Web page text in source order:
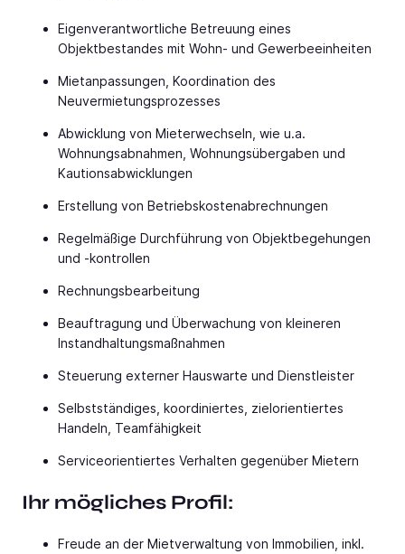
Eigenverantwortliche Betreuung eines
Objektbestandes mit Wohn- und Gewerbeeinheiten
Mietanpassungen, Koordination des
Neuvermietungsprozesses
Abwicklung von Mieterwechseln, wie u.a.
Wohnungsabnahmen, Wohnungsübergaben und
Kautionsabwicklungen
Erstellung von Betriebskostenabrechnungen
Regelmäßige Durchführung von Objektbegehungen
und -kontrollen
Rechnungsbearbeitung
Beauftragung und Überwachung von kleineren
Instandhaltungsmaßnahmen
Steuerung externer Hauswarte und Dienstleister
Selbstständiges, koordiniertes, ziel­orientiertes
Handeln, Team­fähigkeit
Serviceorientiertes Verhalten gegenüber Mietern
Ihr mögliches Profil:
Freude an der Mietverwaltung von Immobilien, inkl.